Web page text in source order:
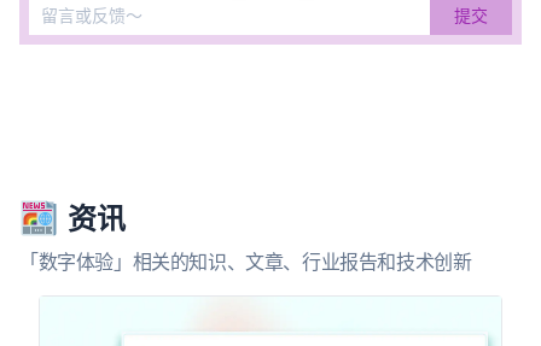
资讯
「数字体验」相关的知识、文章、行业报告和技术创新